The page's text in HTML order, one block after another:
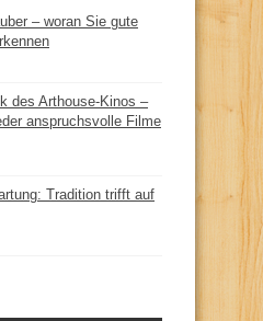
– woran Sie gute
des Arthouse-Kinos –
anspruchsvolle Filme
Tradition trifft auf